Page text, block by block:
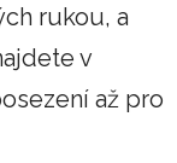
rukou, a
v
až pro